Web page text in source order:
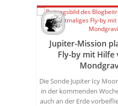
Jupiter-Mission
Fly-by mit Hilfe
Die Sonde Jupiter Icy
in der kommenden
auch an der Erde